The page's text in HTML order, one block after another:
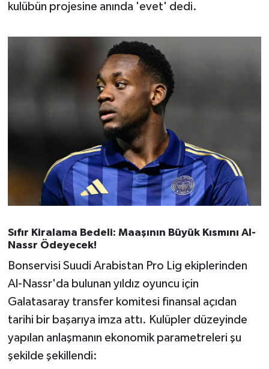
kulübün projesine anında 'evet' dedi.
Sıfır Kiralama Bedeli: Maaşının Büyük Kısmını Al-
Nassr Ödeyecek!
Bonservisi Suudi Arabistan Pro Lig ekiplerinden
Al-Nassr'da bulunan yıldız oyuncu için
Galatasaray transfer komitesi finansal açıdan
tarihi bir başarıya imza attı. Kulüpler düzeyinde
yapılan anlaşmanın ekonomik parametreleri şu
şekilde şekillendi:
TARİHTE BUGÜN
TÜRKİYE
VİZYONDAKİLER
YAŞAM